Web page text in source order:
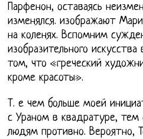
Парфенон, оставаясь
изменялся. изображают
на коленях. Вспомним
изобразительного
том, что «греческий
кроме красоты».
Т. е чем больше моей
с Ураном в квадратуре,
людям противно. Вероятно,